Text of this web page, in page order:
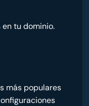
tu dominio.
más populares